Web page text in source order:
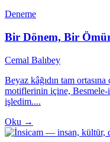
Deneme
Bir Dönem, Bir
Cemal Balıbey
Beyaz kâğıdın tam
motiflerinin içine, Besmele-
işledim....
Oku →